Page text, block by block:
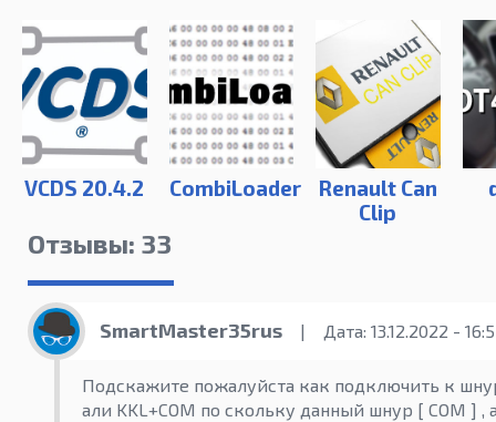
VCDS 20.4.2 CombiLoader
Renault Can
Clip
Отзывы: 33
SmartMaster35rus | Дата: 13.12.2022 -
Подскажите пожалуйста как подключить к
али KKL+COM по скольку данный шнур [ COM ] ,